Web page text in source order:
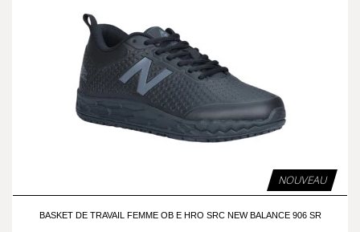
NOUVEAU
BASKET DE TRAVAIL FEMME OB E HRO SRC NEW BALANCE 906 SR